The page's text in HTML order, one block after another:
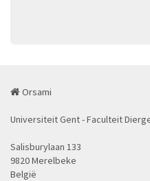
Orsami
Universiteit Gent - Faculteit
Salisburylaan 133
9820 Merelbeke
België